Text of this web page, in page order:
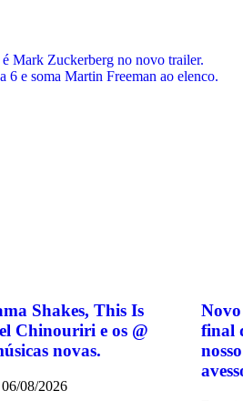
Mark Zuckerberg no novo trailer.
6 e soma Martin Freeman ao elenco.
Shakes, This Is
Chinouriri e os @
novas.
06/08/2026
final